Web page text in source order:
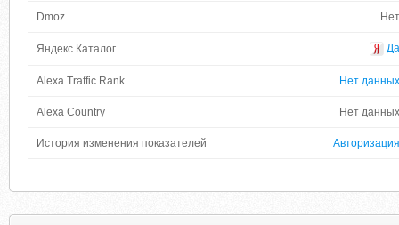
Dmoz Нет
Яндекс Каталог Да
Alexa Traffic Rank Нет данных
Alexa Country Нет данных
История изменения показателей Авторизация